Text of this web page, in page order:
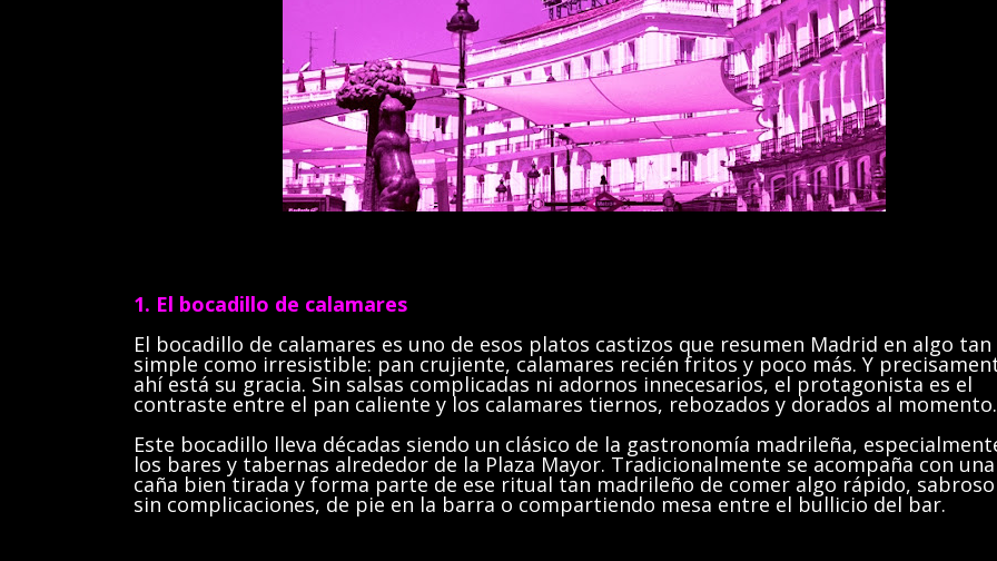
1. El bocadillo de calamares
El bocadillo de calamares es uno de esos platos castizos que resumen Madrid en algo tan
simple como irresistible: pan crujiente, calamares recién fritos y poco más. Y
ahí está su gracia. Sin salsas complicadas ni adornos innecesarios, el protagonista es el
contraste entre el pan caliente y los calamares tiernos, rebozados y dorados al momento.
Este bocadillo lleva décadas siendo un clásico de la gastronomía madrileña,
los bares y tabernas alrededor de la Plaza Mayor. Tradicionalmente se acompaña con una
caña bien tirada y forma parte de ese ritual tan madrileño de comer algo rápido,
sin complicaciones, de pie en la barra o compartiendo mesa entre el bullicio del bar.